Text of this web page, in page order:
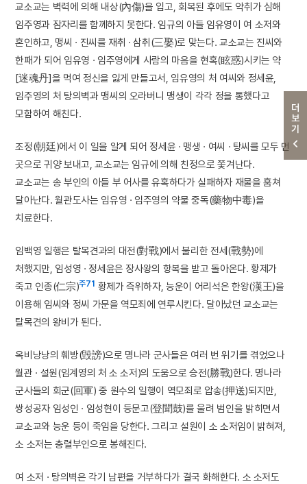
더보기
교소교는 벽력에 의해 내상(內傷)을 입고, 회복된 후에도 악취가 심해
임주영과 잠자리를 함께하지 못한다. 임규의 아들 임유영이 여 소저와
혼인하고, 맹씨 · 진씨를 재취 · 삼취(三娶)로 맞는다. 교소교는 진씨와
한패가 되어 임유영 · 임주영에게 사람의 마음을 현혹(眩惑)시키는 약
[迷魂丹]을 먹여 정신을 잃게 만들고서, 임유영의 처 여씨와 정세윤,
임주영의 처 탕의벽과 맹씨의 오라버니 맹생이 각각 정을 통했다고
모함하여 해친다.
조정(朝廷)에서 이 일을 알게 되어 정세윤 · 맹생 · 여씨 · 탕씨를 모두 먼
곳으로 귀양 보내고, 교소교는 임규에 의해 친정으로 쫓겨난다.
교소교는 송 부인의 아들 부 어사를 유혹하다가 실패하자 재물을 훔쳐
달아난다. 월관도사는 임유영 · 임주영의 약물 중독(藥物中毒)을
치료한다.
임백영 일행은 탈목견과의 대전(對戰)에서 불리한 전세(戰勢)에
처했지만, 임성영 · 정세윤은 장사왕의 항복을 받고 돌아온다. 황제가
죽고 인종(仁宗)주71 황제가 즉위하자, 능운이 어리석은 한왕(漢王)을
이용해 임씨와 정씨 가문을 역모죄에 연루시킨다. 달아났던 교소교는
탈목견의 왕비가 된다.
옥비낭낭의 훼방(毁謗)으로 명나라 군사들은 여러 번 위기를 겪었으나
월관 · 설원(임계영의 처 소 소저)의 도움으로 승전(勝戰)한다. 명나라
군사들의 회군(回軍) 중 원수의 일행이 역모죄로 압송(押送)되지만,
쌍성공자 임성인 · 임성현이 등문고(登聞鼓)를 울려 범인을 밝히면서
교소교와 능운 등이 죽임을 당한다. 그리고 설원이 소 소저임이 밝혀져,
소 소저는 충렬부인으로 봉해진다.
여 소저 · 탕의벽은 각기 남편을 거부하다가 결국 화해한다. 소 소저도